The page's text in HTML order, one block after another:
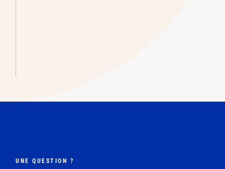
UNE QUESTION ?